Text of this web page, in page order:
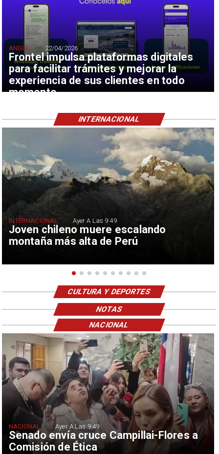
Frontel impulsa plataformas digitales
para facilitar trámites y mejorar la
experiencia de sus clientes en todo
momento
ANGOL 22/04/2026
Joven chileno muere escalando
montaña más alta de Perú
INTERNACIONAL Ayer A Las 9:49
INTERNACIONAL
CULTURA Y DEPORTES
NOTAS
Senado envía cruce Campillai-Flores a
Comisión de Ética
NACIONAL Ayer A Las 9:49
NACIONAL